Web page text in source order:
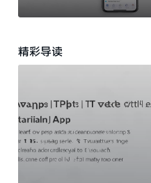
精彩导读